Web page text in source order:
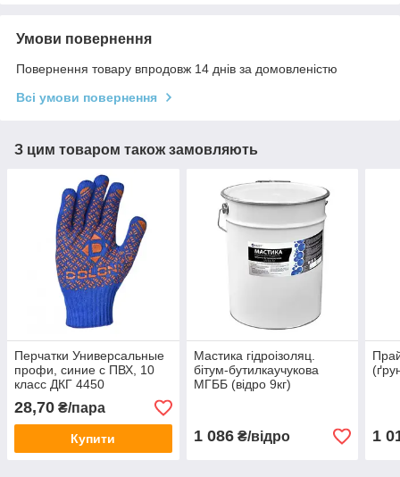
Умови повернення
Повернення товару впродовж 14 днів за домовленістю
Всі умови повернення
З цим товаром також замовляють
Перчатки Универсальные
профи, синие с ПВХ, 10
класс ДКГ 4450
28,70 ₴/пара
Купити
Мастика гідроізоляц.
бітум-бутилкаучукова
МГББ (відро 9кг)
1 086₴/відро 1